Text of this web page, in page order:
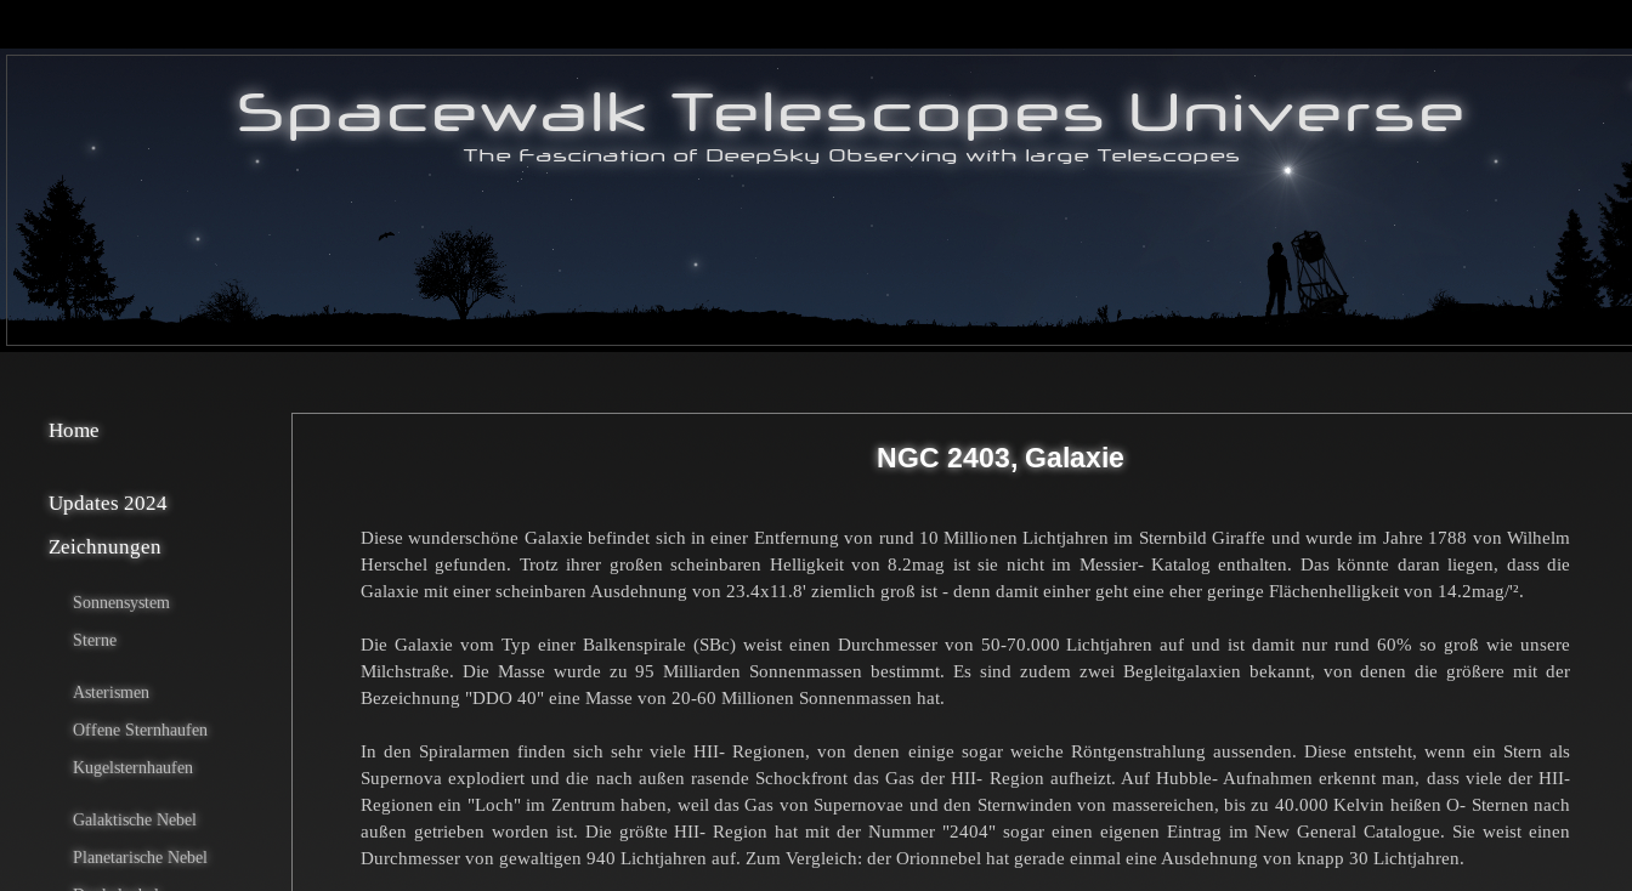
Home
Updates 2024
Zeichnungen
Sonnensystem
Sterne
Asterismen
Offene Sternhaufen
Kugelsternhaufen
Galaktische Nebel
Planetarische Nebel
NGC 2403, Galaxie
Diese wunderschöne Galaxie befindet sich in einer Entfernung von rund 10 Millionen Lichtjahren im Sternbild Giraffe und wurde im Jahre 1788 von Wilhelm
Herschel gefunden. Trotz ihrer großen scheinbaren Helligkeit von 8.2mag ist sie nicht im Messier- Katalog enthalten. Das könnte daran liegen, dass die
Galaxie mit einer scheinbaren Ausdehnung von 23.4x11.8' ziemlich groß ist - denn damit einher geht eine eher geringe Flächenhelligkeit von 14.2mag/'².
Die Galaxie vom Typ einer Balkenspirale (SBc) weist einen Durchmesser von 50-70.000 Lichtjahren auf und ist damit nur rund 60% so groß wie unsere
Milchstraße. Die Masse wurde zu 95 Milliarden Sonnenmassen bestimmt. Es sind zudem zwei Begleitgalaxien bekannt, von denen die größere mit der
Bezeichnung "DDO 40" eine Masse von 20-60 Millionen Sonnenmassen hat.
In den Spiralarmen finden sich sehr viele HII- Regionen, von denen einige sogar weiche Röntgenstrahlung aussenden. Diese entsteht, wenn ein Stern als
Supernova explodiert und die nach außen rasende Schockfront das Gas der HII- Region aufheizt. Auf Hubble- Aufnahmen erkennt man, dass viele der HII-
Regionen ein "Loch" im Zentrum haben, weil das Gas von Supernovae und den Sternwinden von massereichen, bis zu 40.000 Kelvin heißen O- Sternen nach
außen getrieben worden ist. Die größte HII- Region hat mit der Nummer "2404" sogar einen eigenen Eintrag im New General Catalogue. Sie weist einen
Durchmesser von gewaltigen 940 Lichtjahren auf. Zum Vergleich: der Orionnebel hat gerade einmal eine Ausdehnung von knapp 30 Lichtjahren.